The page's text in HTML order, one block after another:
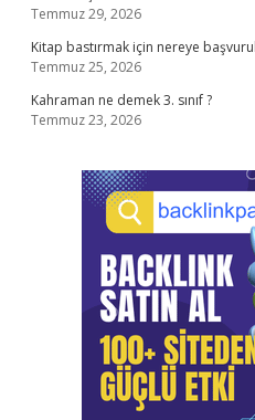
Temmuz 29, 2026
Kitap bastırmak için nereye
Temmuz 25, 2026
Kahraman ne demek 3. sınıf ?
Temmuz 23, 2026